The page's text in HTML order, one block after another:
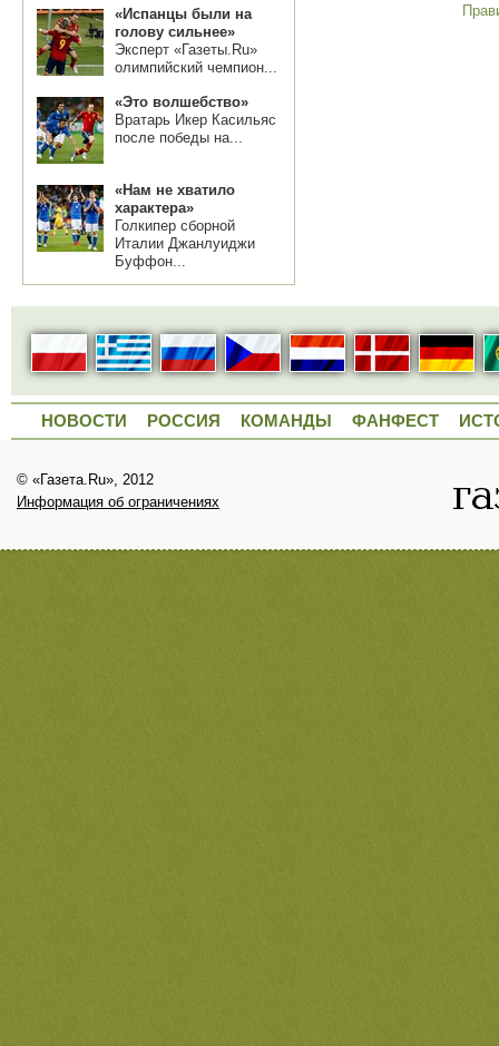
«Испанцы были на
голову сильнее»
Эксперт «Газеты.Ru»
олимпийский чемпион...
«Это волшебство»
Вратарь Икер Касильяс
после победы на...
«Нам не хватило
характера»
Голкипер сборной
Италии Джанлуиджи
Буффон...
НОВОСТИ РОССИЯ КОМАНДЫ ФАНФЕСТ
© «Газета.Ru», 2012
Информация об ограничениях